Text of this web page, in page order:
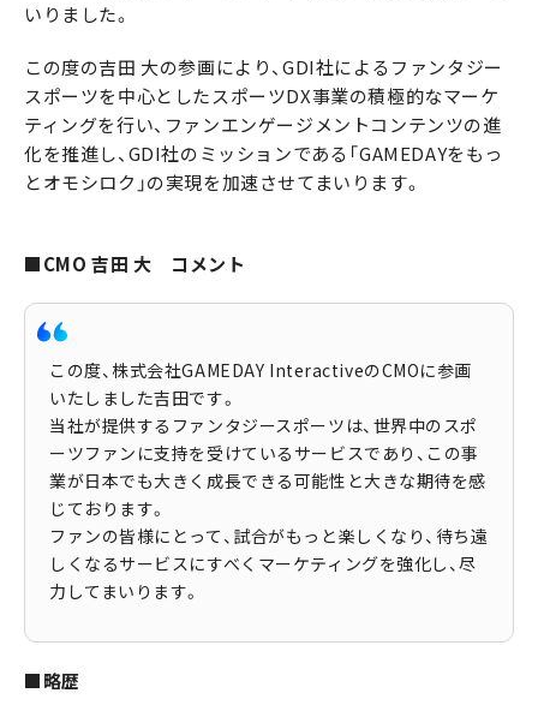
いりました。
この度の吉田 大の参画により、GDI社によるファンタジー
スポーツを中心としたスポーツDX事業の積極的なマーケ
ティングを行い、ファンエンゲージメントコンテンツの進
化を推進し、GDI社のミッションである「GAMEDAYをもっ
とオモシロク」の実現を加速させてまいります。
■CMO 吉田 大 コメント
この度、株式会社GAMEDAY InteractiveのCMOに参画
いたしました吉田です。
当社が提供するファンタジースポーツは、世界中のスポ
ーツファンに支持を受けているサービスであり、この事
業が日本でも大きく成長できる可能性と大きな期待を感
じております。
ファンの皆様にとって、試合がもっと楽しくなり、待ち遠
しくなるサービスにすべくマーケティングを強化し、尽
力してまいります。
■略歴